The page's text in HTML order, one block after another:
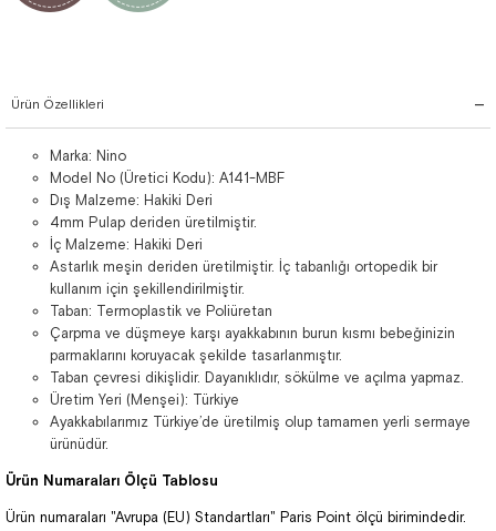
Ürün Özellikleri
Marka: Nino
Model No (Üretici Kodu): A141-MBF
Dış Malzeme: Hakiki Deri
4mm Pulap deriden üretilmiştir.
İç Malzeme: Hakiki Deri
Astarlık meşin deriden üretilmiştir. İç tabanlığı ortopedik bir
kullanım için şekillendirilmiştir.
Taban: Termoplastik ve Poliüretan
Çarpma ve düşmeye karşı ayakkabının burun kısmı bebeğinizin
parmaklarını koruyacak şekilde tasarlanmıştır.
Taban çevresi dikişlidir. Dayanıklıdır, sökülme ve açılma yapmaz.
Üretim Yeri (Menşei): Türkiye
Ayakkabılarımız Türkiye’de üretilmiş olup tamamen yerli sermaye
ürünüdür.
Ürün Numaraları Ölçü Tablosu
Ürün numaraları "Avrupa (EU) Standartları" Paris Point ölçü birimindedir.